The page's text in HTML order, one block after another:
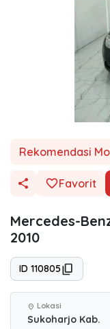
Rekomendasi
Favorit
Mercedes-
2010
ID 110805
location_on Lokasi
Sukoharjo Kab.